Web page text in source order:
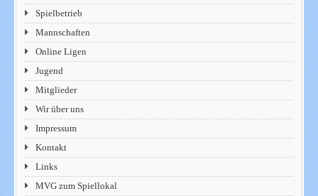
Spielbetrieb
Mannschaften
Online Ligen
Jugend
Mitglieder
Wir über uns
Impressum
Kontakt
Links
MVG zum Spiellokal